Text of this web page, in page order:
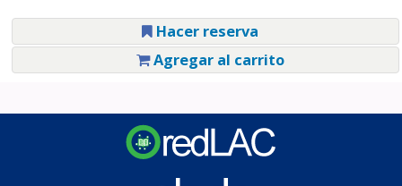
Hacer reserva
Agregar al carrito